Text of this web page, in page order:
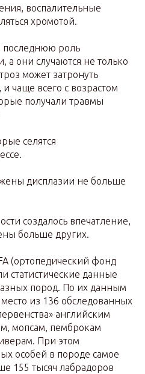
воспалительные
хромотой.
последнюю роль
а они случаются не только
может затронуть
чаще всего с возрастом
получали травмы
селятся
дисплазии не больше
создалось впечатление,
больше других.
(ортопедический фонд
статистические данные
пород. По их данным
из 136 обследованных
английским
мопсам, пемброкам
При этом
особей в породе самое
155 тысяч лабрадоров